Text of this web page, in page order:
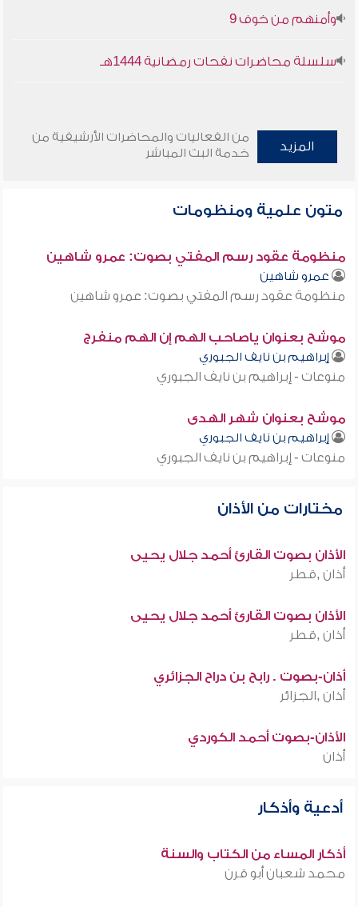
وأمنهم من خوف 9
سلسلة محاضرات نفحات رمضانية 1444هـ
المزيد
من الفعاليات والمحاضرات الأرشيفية من
خدمة البث المباشر
متون علمية ومنظومات
منظومة عقود رسم المفتي بصوت: عمرو شاهين
عمرو شاهين
منظومة عقود رسم المفتي بصوت: عمرو شاهين
موشح بعنوان ياصاحب الهم إن الهم منفرج
إبراهيم بن نايف الجبوري
منوعات - إبراهيم بن نايف الجبوري
موشح بعنوان شهر الهدى
إبراهيم بن نايف الجبوري
منوعات - إبراهيم بن نايف الجبوري
مختارات من الأذان
الأذان بصوت القارئ أحمد جلال يحيى
أذان ,قطر
الأذان بصوت القارئ أحمد جلال يحيى
أذان ,قطر
أذان-بصوت . رابح بن دراح الجزائري
أذان ,الجزائر
الأذان-بصوت أحمد الكوردي
أذان
أدعية وأذكار
أذكار المساء من الكتاب والسنة
محمد شعبان أبو قرن